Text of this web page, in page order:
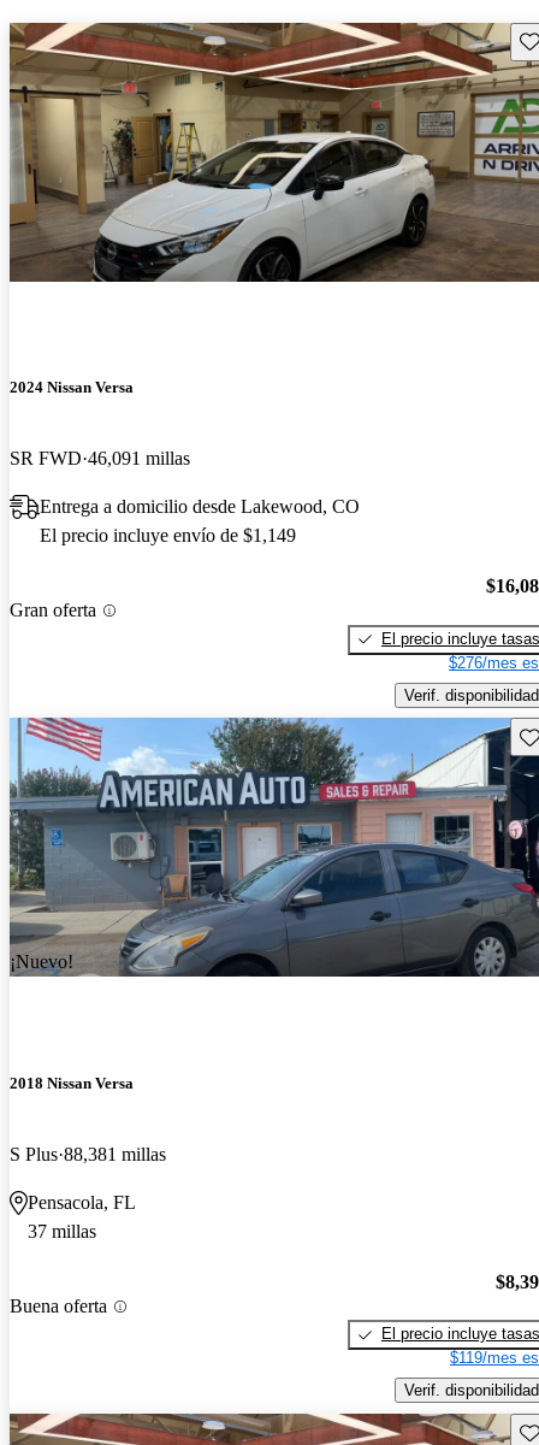
2024 Nissan Versa
SR FWD 46,091 millas
Entrega a domicilio desde Lakewood, CO
El precio incluye envío de $1,149
Gran oferta
El precio incluye tasas
$276/mes
Verif. disponibilidad
¡Nuevo!
2018 Nissan Versa
S Plus 88,381 millas
Pensacola, FL
37 millas
Buena oferta
El precio incluye tasas
$119/mes
Verif. disponibilidad